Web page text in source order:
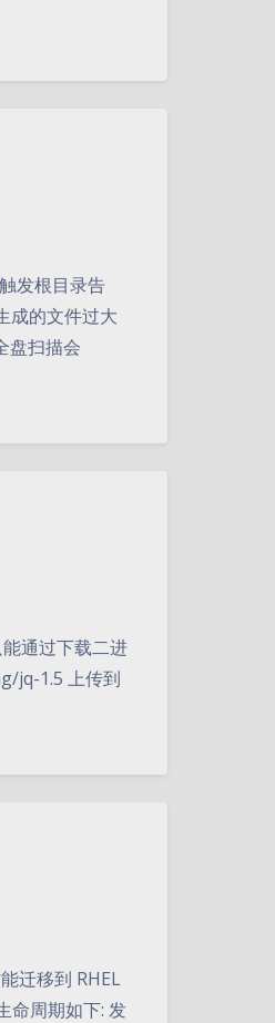
发根目录告
成的文件过大
盘扫描会
通过下载二进
jq-1.5 上传到
迁移到 RHEL
命周期如下: 发